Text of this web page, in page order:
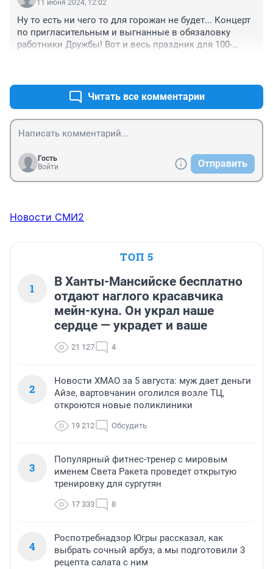
11 июня 2024, 12:02
Ну то есть ни чего то для горожан не будет... Концерт
по пригласительным и выгнанные в обязаловку
работники Дружбы! Вот и весь праздник для 100-
Читать все комментарии
Гость
Войти
Отправить
Новости СМИ2
ТОП 5
1
В Ханты-Мансийске бесплатно
отдают наглого красавчика
мейн-куна. Он украл наше
сердце — украдет и ваше
21 127 4
2
Новости ХМАО за 5 августа: муж дает деньги
Айзе, вартовчанин оголился возле ТЦ,
откроются новые поликлиники
19 212 Обсудить
3
Популярный фитнес-тренер с мировым
именем Света Ракета проведет открытую
тренировку для сургутян
17 333 8
4
Роспотребнадзор Югры рассказал, как
выбрать сочный арбуз, а мы подготовили 3
рецепта салата с ним